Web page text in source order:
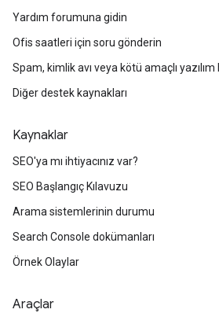
Yardım forumuna gidin
Ofis saatleri için soru gönderin
Spam, kimlik avı veya kötü amaçlı
Diğer destek kaynakları
Kaynaklar
SEO'ya mı ihtiyacınız var?
SEO Başlangıç Kılavuzu
Arama sistemlerinin durumu
Search Console dokümanları
Örnek Olaylar
Araçlar